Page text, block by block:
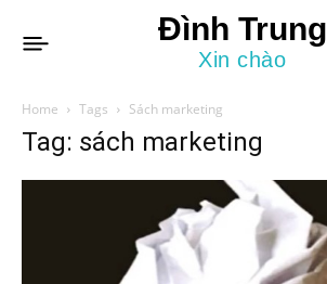
Đình Trung
Xin chào
Home Tags Sách marketing
Tag: sách marketing